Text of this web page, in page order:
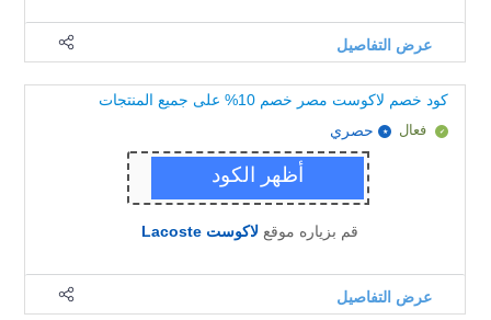
عرض التفاصيل
كود خصم لاكوست مصر خصم 10% على جميع المنتجات
فعال حصري
قم بزياره موقع لاكوست Lacoste
عرض التفاصيل